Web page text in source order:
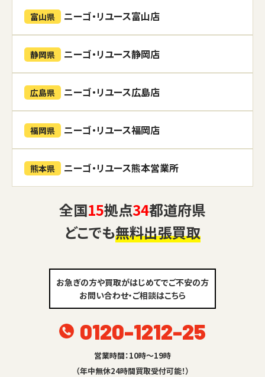
富山県 ニーゴ・リユース富山店
静岡県 ニーゴ・リユース静岡店
広島県 ニーゴ・リユース広島店
福岡県 ニーゴ・リユース福岡店
熊本県 ニーゴ・リユース熊本営業所
全国15拠点34都道府県
どこでも無料出張買取
お急ぎの方や買取がはじめてでご不安の方
お問い合わせ・ご相談はこちら
0120-1212-25
営業時間：10時～19時
（年中無休24時間買取受付可能！）